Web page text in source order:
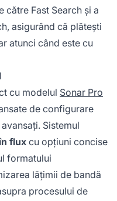
către Fast Search și a
asigurând că plătești
atunci când este cu
cu modelul Sonar Pro
de configurare
Sistemul
flux cu opțiuni concise
formatului
lățimii de bandă
procesului de